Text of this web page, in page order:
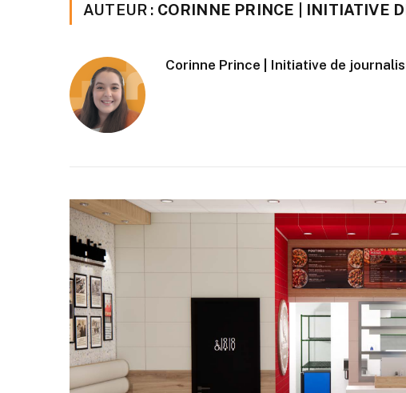
AUTEUR : CORINNE PRINCE | INITIATIVE
Corinne Prince | Initiative de